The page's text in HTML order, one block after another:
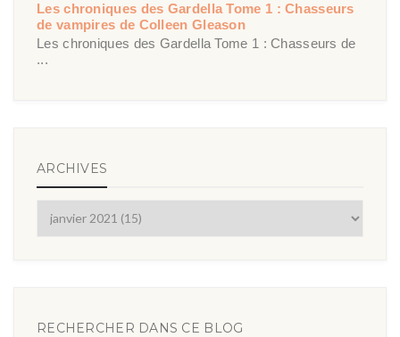
Les chroniques des Gardella Tome 1 : Chasseurs
de vampires de Colleen Gleason
Les chroniques des Gardella Tome 1 : Chasseurs de
...
ARCHIVES
RECHERCHER DANS CE BLOG